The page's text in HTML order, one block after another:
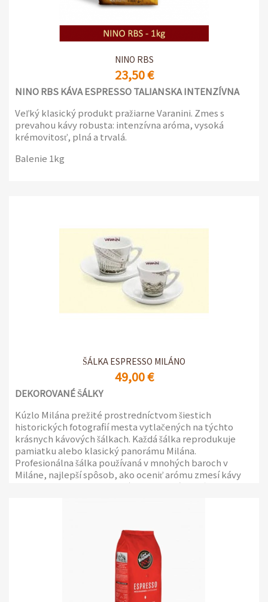
NINO RBS
23,50 €
NINO RBS KÁVA ESPRESSO TALIANSKA INTENZÍVNA
Veľký klasický produkt pražiarne Varanini. Zmes s
prevahou kávy robusta: intenzívna aróma, vysoká
krémovitosť, plná a trvalá.
Balenie 1kg
ŠÁLKA ESPRESSO MILÁNO
49,00 €
DEKOROVANÉ ŠÁLKY
Kúzlo Milána prežité prostredníctvom šiestich
historických fotografií mesta vytlačených na týchto
krásnych kávových šálkach. Každá šálka reprodukuje
pamiatku alebo klasický panorámu Milána.
Profesionálna šálka používaná v mnohých baroch v
Miláne, najlepší spôsob, ako oceniť arómu zmesí kávy
Varanini, jednej z historických pražiarní v Miláne. Logo